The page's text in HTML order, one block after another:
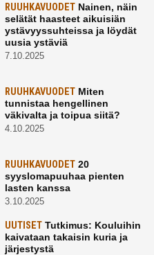
RUUHKAVUODETNainen, näin
selätät haasteet aikuisiän
ystävyyssuhteissa ja löydät
uusia ystäviä
7.10.2025
RUUHKAVUODETMiten
tunnistaa hengellinen
väkivalta ja toipua siitä?
4.10.2025
RUUHKAVUODET20
syyslomapuuhaa pienten
lasten kanssa
3.10.2025
UUTISETTutkimus: Kouluihin
kaivataan takaisin kuria ja
järjestystä